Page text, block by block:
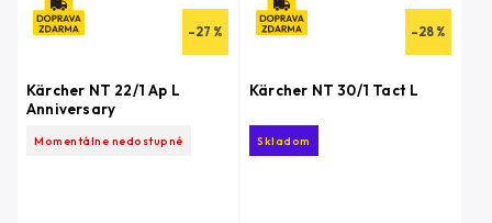
–27 %
Kärcher NT 22/1 Ap L
Anniversary
Momentálne nedostupné
–28 %
Kärcher NT 30/1 Tact L
Skladom